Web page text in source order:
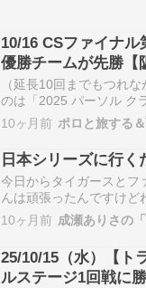
10/16 CSファイナル
優勝チームが先勝【
園＆ソフトバンク
PayPayドーム】＋α
（延長10回までもつれ
のは「2025 パーソル ク
パ」ファイナルステージ
当ブログは〓〓系につき
果】10/15(水) T-DB 第1
000 - 0000 0…
10ヶ月前
日本シリーズに行く
今日からタイガースとフ
んは頑張ったんですけど
からね、勝てませんよ。
くためには。ベイスター
すること。我々ファンは
夜、ローチケにはログイ
枚数を選択した…
10ヶ月前
25/10/15（水）【ト
ルステージ1回戦に勝